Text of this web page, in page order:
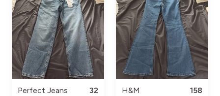
Perfect Jeans
32
H&M
158